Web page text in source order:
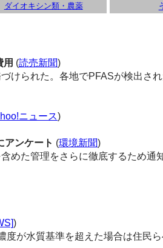
ダイオキシン類・農薬
(読売新聞)
けられた。各地でPFASが検出さ
ニュース)
ンケート (環境新聞)
めた管理をさらに徹底するため通
)
が水質基準を超えた場合は住民